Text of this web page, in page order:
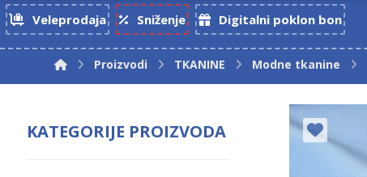
Veleprodaja Sniženje Digitalni poklon bon
Proizvodi TKANINE Modne tkanine
KATEGORIJE PROIZVODA